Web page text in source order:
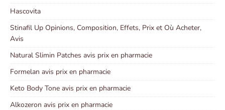
Hascovita
Stinafil Up Opinions, Composition, Effets, Prix et Où Acheter,
Avis
Natural Slimin Patches avis prix en pharmacie
Formelan avis prix en pharmacie
Keto Body Tone avis prix en pharmacie
Alkozeron avis prix en pharmacie